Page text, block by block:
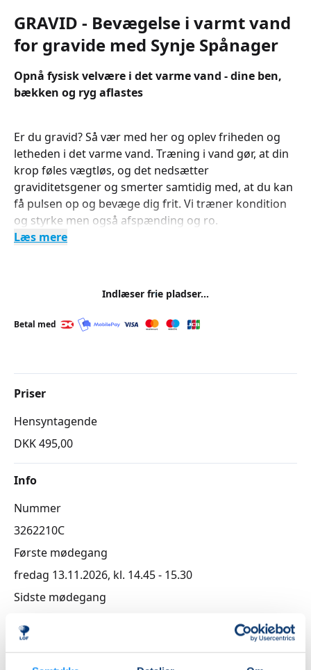
GRAVID - Bevægelse i varmt vand
for gravide med Synje Spånager
Opnå fysisk velvære i det varme vand - dine ben,
bækken og ryg aflastes
Er du gravid? Så vær med her og oplev friheden og
letheden i det varme vand. Træning i vand gør, at din
krop føles vægtløs, og det nedsætter
graviditetsgener og smerter samtidig med, at du kan
få pulsen op og bevæge dig frit. Vi træner kondition
og styrke men også afspænding og ro.
Læs mere
Indlæser frie pladser...
Betal med
Priser
Hensyntagende
DKK 495,00
Info
Nummer
3262210C
Første mødegang
fredag 13.11.2026, kl. 14.45 - 15.30
Sidste mødegang
Antal mødegange
mødegange